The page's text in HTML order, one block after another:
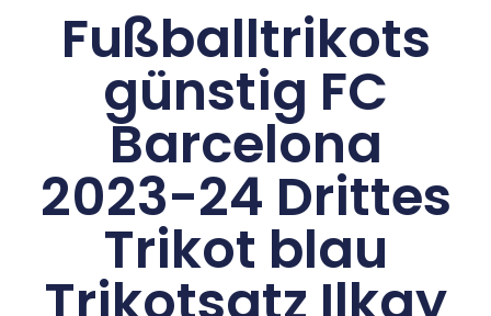
Fußballtrikots
günstig FC
Barcelona
2023-24 Drittes
Trikot blau